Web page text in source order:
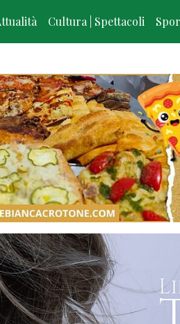
Cultura | Spettacoli